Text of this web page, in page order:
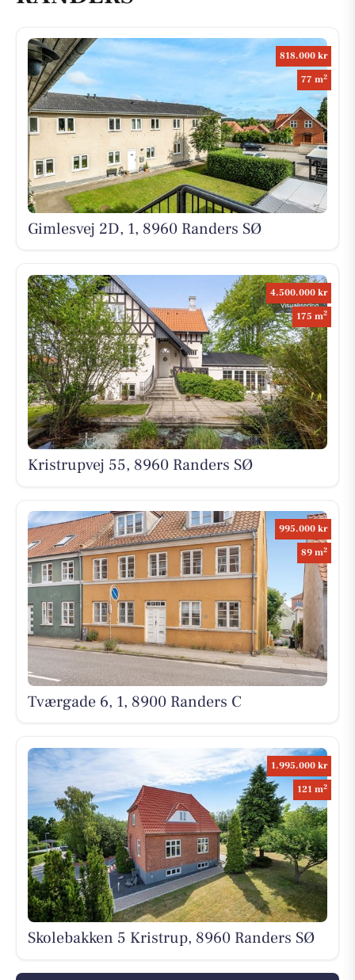
818.000 kr
77 m2
Gimlesvej 2D, 1, 8960 Randers SØ
4.500.000 kr
175 m2
Kristrupvej 55, 8960 Randers SØ
995.000 kr
89 m2
Tværgade 6, 1, 8900 Randers C
1.995.000 kr
121 m2
Skolebakken 5 Kristrup, 8960 Randers SØ